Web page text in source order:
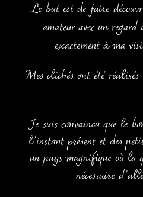
Le but est de faire
amateur avec un
exactement à ma
Mes clichés ont été
Je suis convaincu que le
l'instant présent et des
un pays magnifique où
nécessaire